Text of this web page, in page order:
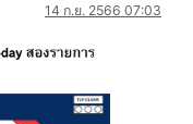
14 ก.ย. 2566 07:03